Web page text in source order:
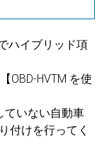
ハイブリッド項
OBD-HVTM を使
ていない自動車
付けを行ってく